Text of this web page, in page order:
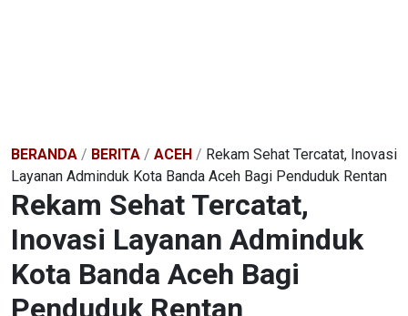
BERANDA / BERITA / ACEH / Rekam Sehat Tercatat, Inovasi
Layanan Adminduk Kota Banda Aceh Bagi Penduduk Rentan
Rekam Sehat Tercatat,
Inovasi Layanan Adminduk
Kota Banda Aceh Bagi
Penduduk Rentan